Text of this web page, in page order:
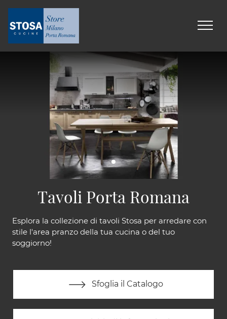
Tavoli Porta Romana
Esplora la collezione di tavoli Stosa per arredare con
stile l'area pranzo della tua cucina o del tuo
soggiorno!
Sfoglia il Catalogo